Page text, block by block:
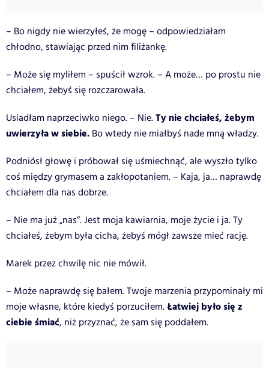
– Bo nigdy nie wierzyłeś, że mogę – odpowiedziałam
chłodno, stawiając przed nim filiżankę.
– Może się myliłem – spuścił wzrok. – A może… po prostu nie
chciałem, żebyś się rozczarowała.
Usiadłam naprzeciwko niego. – Nie.Ty nie chciałeś, żebym
uwierzyła w siebie. Bo wtedy nie miałbyś nade mną władzy.
Podniósł głowę i próbował się uśmiechnąć, ale wyszło tylko
coś między grymasem a zakłopotaniem. – Kaja, ja… naprawdę
chciałem dla nas dobrze.
– Nie ma już „nas”. Jest moja kawiarnia, moje życie i ja. Ty
chciałeś, żebym była cicha, żebyś mógł zawsze mieć rację.
Marek przez chwilę nic nie mówił.
– Może naprawdę się bałem. Twoje marzenia przypominały mi
moje własne, które kiedyś porzuciłem.Łatwiej było się z
ciebie śmiać, niż przyznać, że sam się poddałem.